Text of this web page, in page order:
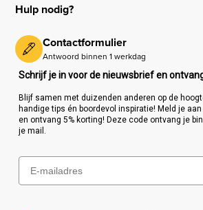
Hulp nodig?
Contactformulier
Antwoord binnen 1 werkdag
Schrijf je in voor de nieuwsbrief en
Blijf samen met duizenden anderen op de
handige tips én boordevol inspiratie! Meld je
en ontvang 5% korting! Deze code ontvang je
je mail.